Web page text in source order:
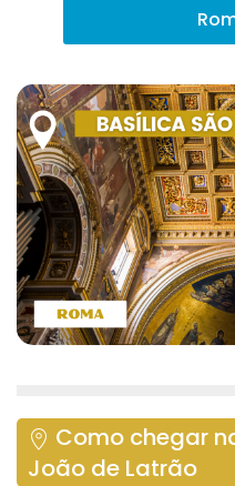
Como chegar
João de Latrão